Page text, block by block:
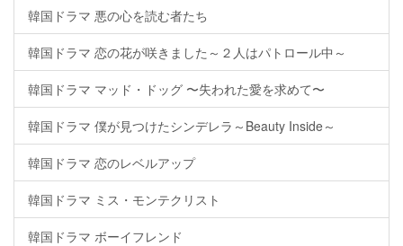
韓国ドラマ 悪の心を読む者たち
韓国ドラマ 恋の花が咲きました～２人はパトロール中～
韓国ドラマ マッド・ドッグ 〜失われた愛を求めて〜
韓国ドラマ 僕が見つけたシンデレラ～Beauty Inside～
韓国ドラマ 恋のレベルアップ
韓国ドラマ ミス・モンテクリスト
韓国ドラマ ボーイフレンド